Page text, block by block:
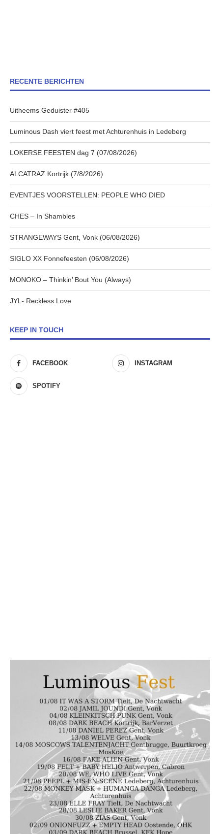
RECENTE BERICHTEN
Uitheems Geduister #405
Luminous Dash viert feest met Achturenhuis in Ledeberg
LOKERSE FEESTEN dag 7 (07/08/2026)
ALCATRAZ Kortrijk (7/8/2026)
EVENTJES VOORSTELLEN: PEOPLE WHO DIED
CHES – In Shambles
STRANGEWAYS Gent, Vonk (06/08/2026)
SIGLO XX Fonnefeesten (06/08/2026)
MONOKO – Thinkin’ Bout You (Always)
JYL- Reckless Love
KEEP IN TOUCH
FACEBOOK INSTAGRAM
SPOTIFY